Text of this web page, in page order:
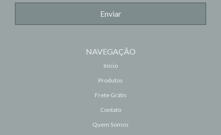
NAVEGAÇÃO
Início
Produtos
Frete Grátis
Contato
Quem Somos